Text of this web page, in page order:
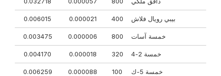
بيبي رويال فلاش 400
0.000021
0.006015
خمسة آسات 800
0.000006
0.003475
خمسة 2-4 320
0.000018
0.004170
خمسة 5-ك 100
0.000088
0.006259